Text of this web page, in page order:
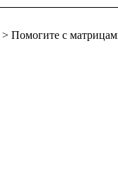
> Помогите с